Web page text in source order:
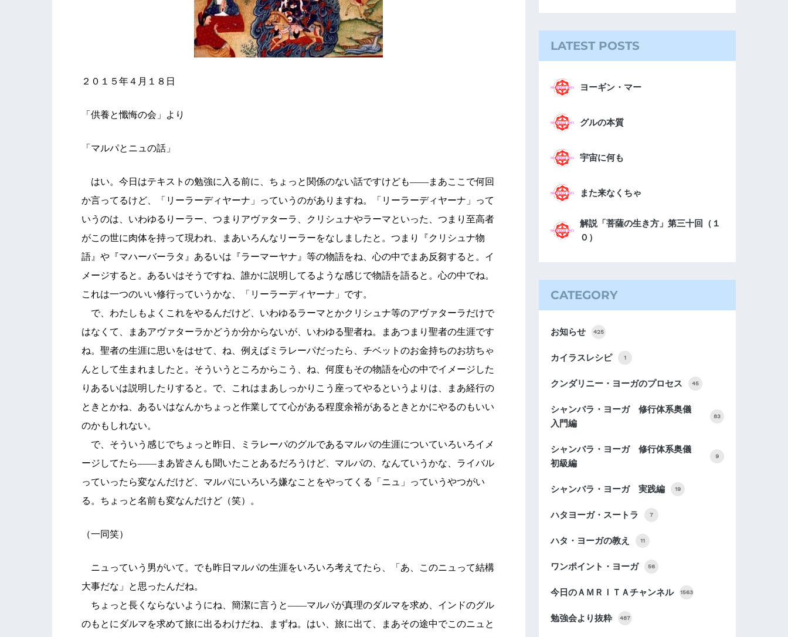
２０１５年４月１８日
「供養と懺悔の会」より
「マルパとニュの話」
はい。今日はテキストの勉強に入る前に、ちょっと関係のない話ですけども――まあここで何回
か言ってるけど、「リーラーディヤーナ」っていうのがありますね。「リーラーディヤーナ」って
いうのは、いわゆるりーラー、つまりアヴァターラ、クリシュナやラーマといった、つまり至高者
がこの世に肉体を持って現われ、まあいろんなリーラーをなしましたと。つまり『クリシュナ物
語』や『マハーバーラタ』あるいは『ラーマーヤナ』等の物語をね、心の中でまあ反芻すると。イ
メージすると。あるいはそうですね、誰かに説明してるような感じで物語を語ると。心の中でね。
これは一つのいい修行っていうかな、「リーラーディヤーナ」です。
で、わたしもよくこれをやるんだけど、いわゆるラーマとかクリシュナ等のアヴァターラだけで
はなくて、まあアヴァターラかどうか分からないが、いわゆる聖者ね。まあつまり聖者の生涯です
ね。聖者の生涯に思いをはせて、ね、例えばミラレーパだったら、チベットのお金持ちのお坊ちゃ
んとして生まれましたと。そういうところからこう、ね、何度もその物語を心の中でイメージした
りあるいは説明したりすると。で、これはまあしっかりこう座ってやるというよりは、まあ経行の
ときとかね、あるいはなんかちょっと作業してて心がある程度余裕があるときとかにやるのもいい
のかもしれない。
で、そういう感じでちょっと昨日、ミラレーパのグルであるマルパの生涯についていろいろイメ
ージしてたら――まあ皆さんも聞いたことあるだろうけど、マルパの、なんていうかな、ライバル
っていったら変なんだけど、マルパにいろいろ嫌なことをやってくる「ニュ」っていうやつがい
る。ちょっと名前も変なんだけど（笑）。
（一同笑）
ニュっていう男がいて。でも昨日マルパの生涯をいろいろ考えてたら、「あ、このニュって結構
大事だな」と思ったんだね。
ちょっと長くならないようにね、簡潔に言うと――マルパが真理のダルマを求め、インドのグル
のもとにダルマを求めて旅に出るわけだね、まずね。はい、旅に出て、まあその途中でこのニュと
LATEST POSTS
ヨーギン・マー
グルの本質
宇宙に何も
また来なくちゃ
解説「菩薩の生き方」第三十回（１
０）
CATEGORY
お知らせ 425
カイラスレシピ 1
クンダリニー・ヨーガのプロセス 45
シャンバラ・ヨーガ 修行体系奥儀
入門編
83
シャンバラ・ヨーガ 修行体系奥儀
初級編
9
シャンバラ・ヨーガ 実践編 19
ハタヨーガ・スートラ 7
ハタ・ヨーガの教え 11
ワンポイント・ヨーガ 56
今日のＡＭＲＩＴＡチャンネル 1563
勉強会より抜粋 487